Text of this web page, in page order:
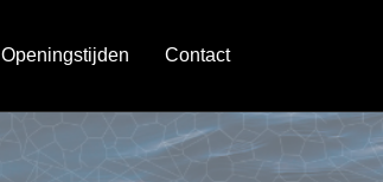
Openingstijden Contact